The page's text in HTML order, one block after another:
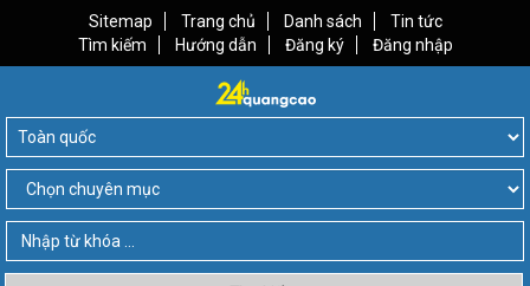
Sitemap Trang chủ Danh sách
Tin tức
Tìm kiếm
Hướng dẫn Đăng ký Đăng nhập